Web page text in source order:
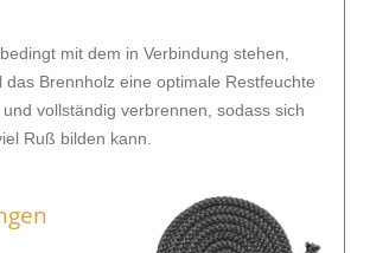
mit dem in Verbindung stehen,
Brennholz eine optimale Restfeuchte
vollständig verbrennen, sodass sich
Ruß bilden kann.